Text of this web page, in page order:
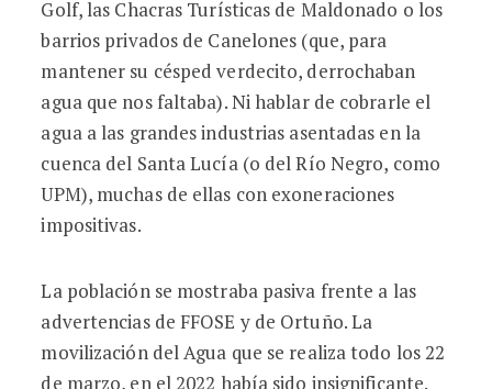
Golf, las Chacras Turísticas de Maldonado o los
barrios privados de Canelones (que, para
mantener su césped verdecito, derrochaban
agua que nos faltaba). Ni hablar de cobrarle el
agua a las grandes industrias asentadas en la
cuenca del Santa Lucía (o del Río Negro, como
UPM), muchas de ellas con exoneraciones
impositivas.
La población se mostraba pasiva frente a las
advertencias de FFOSE y de Ortuño. La
movilización del Agua que se realiza todo los 22
de marzo, en el 2022 había sido insignificante.